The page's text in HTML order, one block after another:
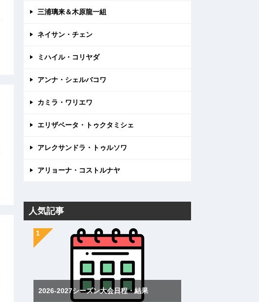
三浦璃来＆木原龍一組
ネイサン・チェン
ミハイル・コリヤダ
アンナ・シェルバコワ
カミラ・ワリエワ
エリザベータ・トゥクタミシェ
アレクサンドラ・トゥルソワ
アリョーナ・コストルナヤ
人気記事
2026-2027シーズン大会日程・結果